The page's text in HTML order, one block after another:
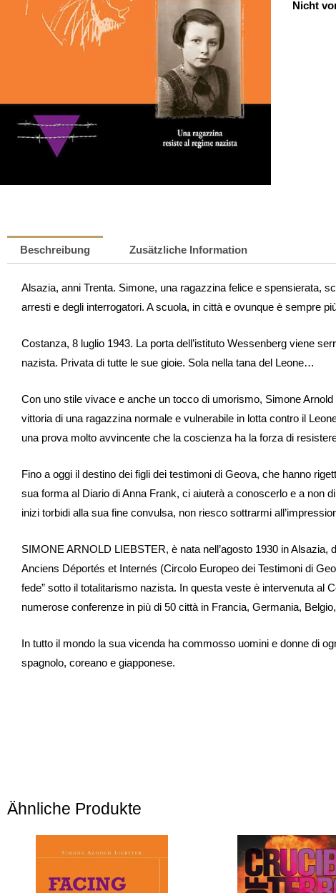
Nicht
Beschreibung Zusätzliche Information
Alsazia, anni Trenta. Simone, una ragazzina felice e spensierata,
arresti e degli interrogatori. A scuola, in città e ovunque è sempre
Costanza, 8 luglio 1943. La porta dell’istituto Wessenberg viene
nazista. Privata di tutte le sue gioie. Sola nella tana del Leone…
Con uno stile vivace e anche un tocco di umorismo, Simone
vittoria di una ragazzina normale e vulnerabile in lotta contro il
una prova molto avvincente che la coscienza ha la forza di
Fino a oggi il destino dei figli dei testimoni di Geova, che hanno
sua forma al Diario di Anna Frank, ci aiuterà a conoscerlo e a non
inizi torbidi alla sua fine convulsa, non riesco sottrarmi
SIMONE ARNOLD LIEBSTER, è nata nell’agosto 1930 in
Anciens Déportés et Internés (Circolo Europeo dei Testimoni di
fede” sotto il totalitarismo nazista. In questa veste è intervenuta al
numerose conferenze in più di 50 città in Francia, Germania,
In tutto il mondo la sua vicenda ha commosso uomini e donne di
spagnolo, coreano e giapponese.
Ähnliche Produkte